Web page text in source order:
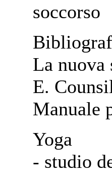
soccorso
La nuova
E.
Manuale
Yoga
- studio